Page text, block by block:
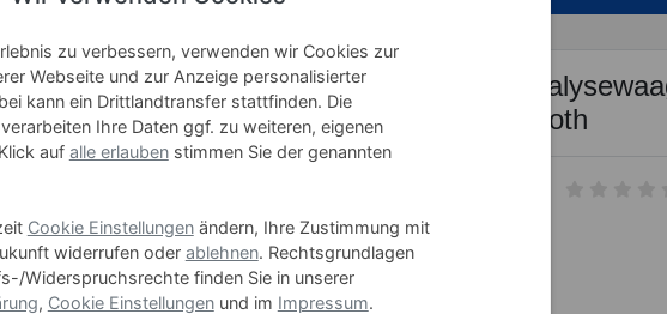
Medisana
mit WiFi und Bluetooth
84,95€
zu verbessern, verwenden wir Cookies zur
Webseite und zur Anzeige personalisierter
kann ein Drittlandtransfer stattfinden. Die
Ihre Daten ggf. zu weiteren, eigenen
auf alle erlaubenstimmen Sie der genannten
Cookie Einstellungenändern, Ihre Zustimmung mit
widerrufen oder ablehnen. Rechtsgrundlagen
Widerspruchsrechte finden Sie in unserer
, Cookie Einstellungenund im Impressum.